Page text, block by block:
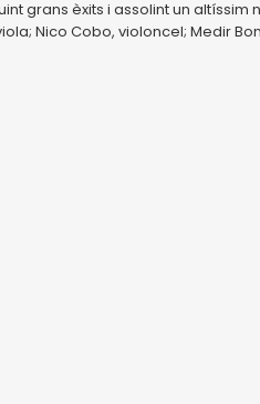
grans èxits i assolint un altíssim
Nico Cobo, violoncel; Medir